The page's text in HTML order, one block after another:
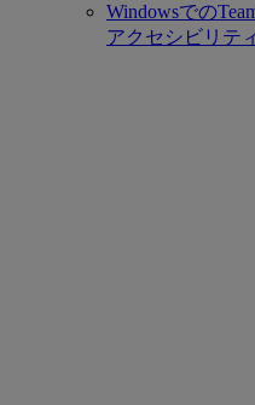
Windowsでの
アクセシビリテ